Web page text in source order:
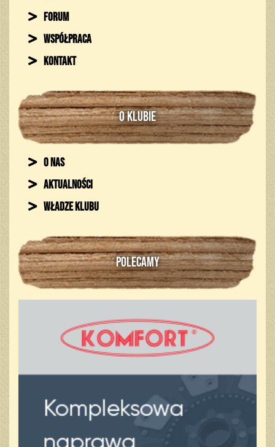
Forum
Współpraca
Kontakt
O KLUBIE
O nas
Aktualności
Władze klubu
POLECAMY